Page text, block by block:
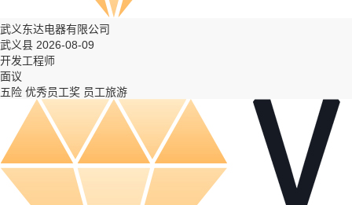
武义东达电器有限公司
武义县 2026-08-09
开发工程师
面议
五险 优秀员工奖 员工旅游